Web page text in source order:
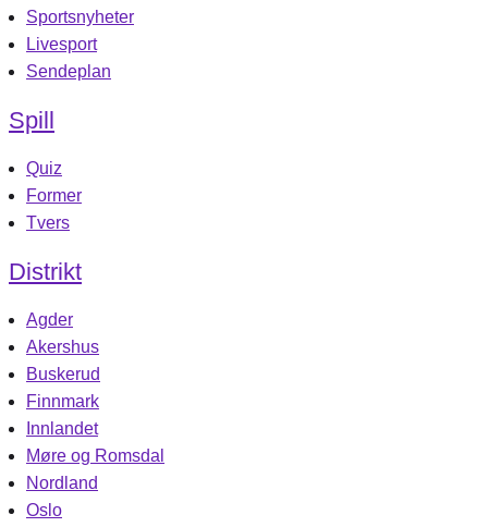
Sportsnyheter
Livesport
Sendeplan
Spill
Quiz
Former
Tvers
Distrikt
Agder
Akershus
Buskerud
Finnmark
Innlandet
Møre og Romsdal
Nordland
Oslo